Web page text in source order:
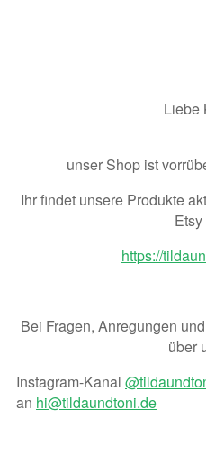
Liebe
unser Shop ist
Ihr findet unsere Produkte
https://
Bei Fragen, Anregungen
über
Instagram-Kanal
an hi@tildaundtoni.de